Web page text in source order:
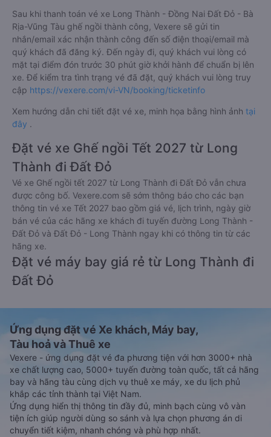
Sau khi thanh toán vé xe Long Thành - Đồng Nai Đất Đỏ - Bà
Rịa-Vũng Tàu ghế ngồi thành công, Vexere sẽ gửi tin
nhắn/email xác nhận thành công đến số điện thoại/email mà
quý khách đã đăng ký. Đến ngày đi, quý khách vui lòng có
mặt tại điểm đón trước 30 phút giờ khởi hành để chuẩn bị lên
xe. Để kiểm tra tình trạng vé đã đặt, quý khách vui lòng truy
cập https://vexere.com/vi-VN/booking/ticketinfo
Xem hướng dẫn chi tiết đặt vé xe, minh họa bằng hình ảnh tại
đây .
Đặt vé xe Ghế ngồi Tết 2027 từ Long
Thành đi Đất Đỏ
Vé xe Ghế ngồi tết 2027 từ Long Thành đi Đất Đỏ vẫn chưa
được công bố. Vexere.com sẽ sớm thông báo cho các bạn
thông tin vé xe Tết 2027 bao gồm giá vé, lịch trình, ngày giờ
bán vé của các hãng xe khách đi tuyến đường Long Thành -
Đất Đỏ và Đất Đỏ - Long Thành ngay khi có thông tin từ các
hãng xe.
Đặt vé máy bay giá rẻ từ Long Thành đi
Đất Đỏ
Ứng dụng đặt vé Xe khách, Máy bay,
Tàu hoả và Thuê xe
Vexere - ứng dụng đặt vé đa phương tiện với hơn 3000+ nhà
xe chất lượng cao, 5000+ tuyến đường toàn quốc, tất cả hãng
bay và hãng tàu cùng dịch vụ thuê xe máy, xe du lịch phủ
khắp các tỉnh thành tại Việt Nam.
Ứng dụng hiển thị thông tin đầy đủ, minh bạch cùng vô vàn
tiện ích giúp người dùng so sánh và lựa chọn phương án di
chuyển tiết kiệm, nhanh chóng và phù hợp nhất.